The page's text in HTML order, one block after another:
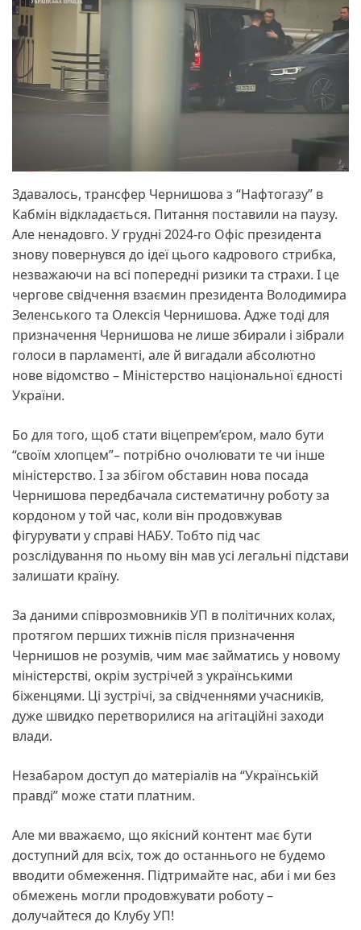
Здавалось, трансфер Чернишова з “Нафтогазу” в
Кабмін відкладається. Питання поставили на паузу.
Але ненадовго. У грудні 2024-го Офіс президента
знову повернувся до ідеї цього кадрового стрибка,
незважаючи на всі попередні ризики та страхи. І це
чергове свідчення взаємин президента Володимира
Зеленського та Олексія Чернишова. Адже тоді для
призначення Чернишова не лише збирали і зібрали
голоси в парламенті, але й вигадали абсолютно
нове відомство – Міністерство національної єдності
України.
Бо для того, щоб стати віцепрем’єром, мало бути
“своїм хлопцем”– потрібно очолювати те чи інше
міністерство. І за збігом обставин нова посада
Чернишова передбачала систематичну роботу за
кордоном у той час, коли він продовжував
фігурувати у справі НАБУ. Тобто під час
розслідування по ньому він мав усі легальні підстави
залишати країну.
За даними співрозмовників УП в політичних колах,
протягом перших тижнів після призначення
Чернишов не розумів, чим має займатись у новому
міністерстві, окрім зустрічей з українськими
біженцями. Ці зустрічі, за свідченнями учасників,
дуже швидко перетворилися на агітаційні заходи
влади.
Незабаром доступ до матеріалів на “Українській
правді” може стати платним.
Але ми вважаємо, що якісний контент має бути
доступний для всіх, тож до останнього не будемо
вводити обмеження. Підтримайте нас, аби і ми без
обмежень могли продовжувати роботу –
долучайтеся до Клубу УП!